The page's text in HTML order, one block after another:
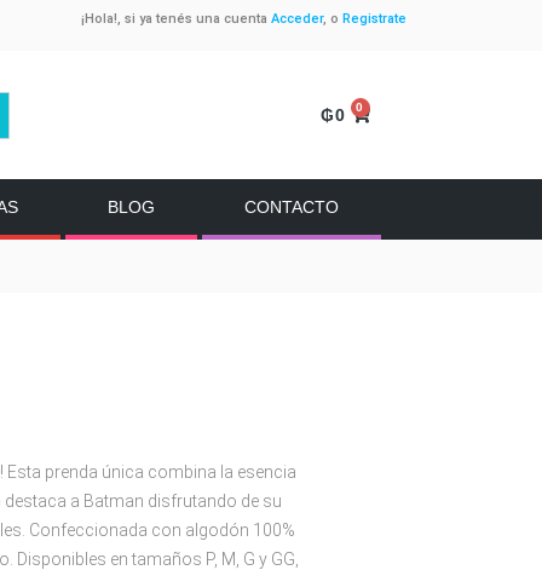
¡Hola!, si ya tenés una cuenta Acceder, o Registrate
₲0 0
BLOG CONTACTO
Esta prenda única combina la esencia
a Batman disfrutando de su
Confeccionada con algodón 100%
en tamaños P, M, G y GG,